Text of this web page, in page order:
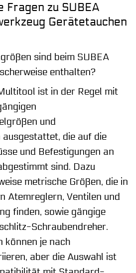
Fragen zu SUBEA
Gerätetauchen
sind beim SUBEA
enthalten?
ist in der Regel mit
und
die auf die
und Befestigungen an
sind. Dazu
metrische Größen, die in
Atemreglern, Ventilen und
finden, sowie gängige
Schraubendreher.
können je nach
aber die Auswahl ist